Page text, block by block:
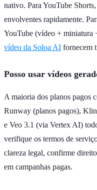
nativo. Para YouTube
envolventes rapidamente.
YouTube (vídeo + miniatura
vídeo da Soloa AI fornecem
Posso usar vídeos
A maioria dos planos pagos
Runway (planos pagos),
e Veo 3.1 (via Vertex AI)
verifique os termos de
clareza legal, confirme
em campanhas pagas.